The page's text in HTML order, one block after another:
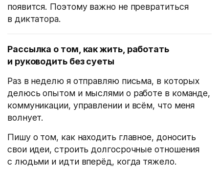
появится. Поэтому важно не превратиться
в диктатора.
Рассылка о том, как жить, работать
и руководить без суеты
Раз в неделю я отправляю письма, в которых
делюсь опытом и мыслями о работе в команде,
коммуникации, управлении и всём, что меня
волнует.
Пишу о том, как находить главное, доносить
свои идеи, строить долгосрочные отношения
с людьми и идти вперёд, когда тяжело.